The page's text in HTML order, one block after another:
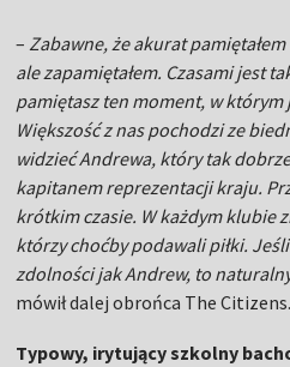
–Zabawne, że akurat
ale zapamiętałem. Czasami jest
pamiętasz ten moment, w którym
Większość z nas pochodzi ze
widzieć Andrewa, który tak
kapitanem reprezentacji kraju.
krótkim czasie. W każdym klubie
którzy choćby podawali piłki.
zdolności jak Andrew, to
mówił dalej obrońca The Citizens.
Typowy, irytujący szkolny